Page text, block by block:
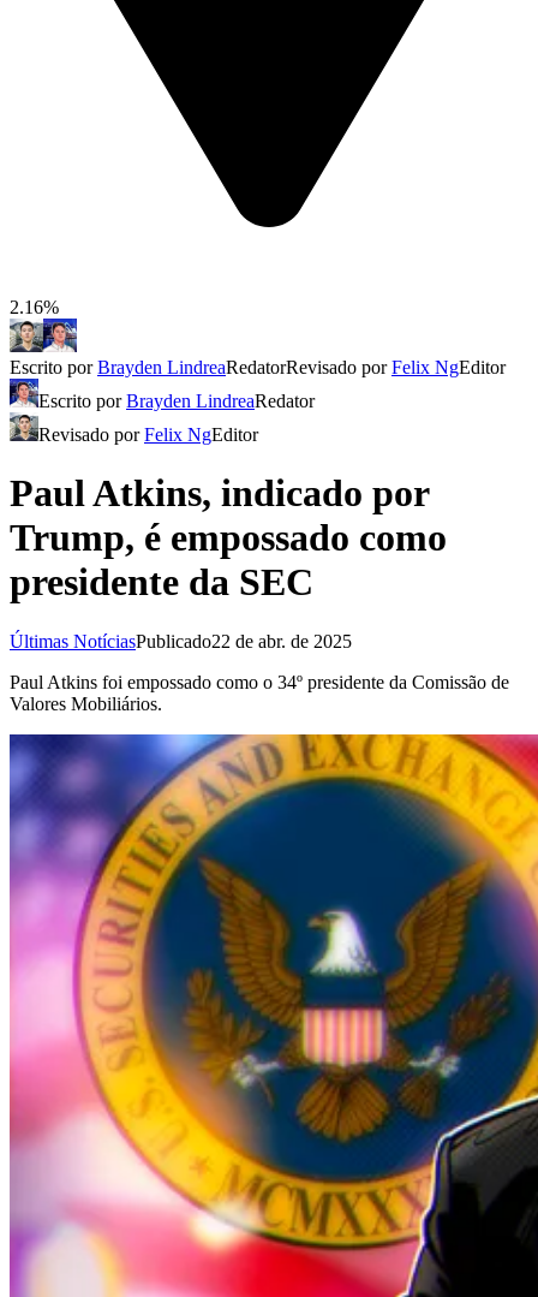
2.16%
Escrito porBrayden LindreaRedatorRevisado porFelix NgEditor
Escrito porBrayden LindreaRedator
Revisado porFelix NgEditor
Paul Atkins, indicado por
Trump, é empossado como
presidente da SEC
Últimas NotíciasPublicado22 de abr. de 2025
Paul Atkins foi empossado como o 34º presidente da Comissão de
Valores Mobiliários.